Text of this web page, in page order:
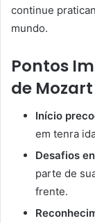
continue
mundo.
Pontos
de Mozart
Início
em tenra
Desafios
parte de
frente.